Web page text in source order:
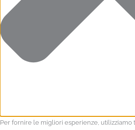
Per fornire le migliori esperienze,